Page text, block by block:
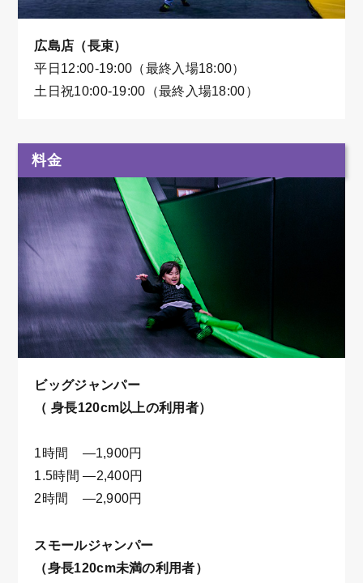
広島店（長束）
平日12:00-19:00（最終入場18:00）
土日祝10:00-19:00（最終入場18:00）
料金
ビッグジャンパー
（ 身長120cm以上の利用者）
1時間 —1,900円
1.5時間 —2,400円
2時間 —2,900円
スモールジャンパー
（身長120cm未満の利用者）